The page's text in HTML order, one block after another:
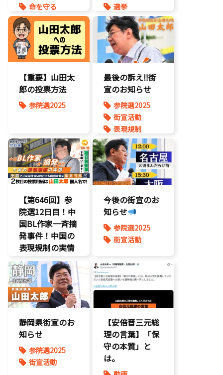
命を守る
防災
選挙
【重要】山田太
郎の投票方法
参院選2025
最後の訴え‼街
宣のお知らせ
参院選2025
街宣活動
表現規制
【第646回】参
院選12日目！中
国BL作家一斉摘
発事件！中国の
表現規制の実情
今後の街宣のお
知らせ
参院選2025
街宣活動
静岡県街宣のお
知らせ
参院選2025
街宣活動
【安倍晋三元総
理の言葉】「保
守の本質」と
は。